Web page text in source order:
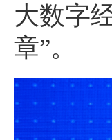
大数字
章”。